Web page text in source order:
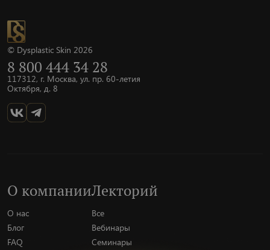
© Dysplastic Skin 2026
О компании
О нас
Блог
FAQ
Лекторий
Все
Вебинары
Семинары
8 800 444 34 28
117312, г. Москва, ул. пр. 60-летия
Октября, д. 8